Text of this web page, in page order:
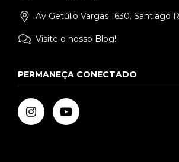
Av Getúlio Vargas 1630. Santiago
Visite o nosso Blog!
PERMANEÇA CONECTADO